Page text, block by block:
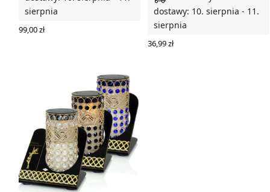
sierpnia
99,00zł
dostawy: 10. sierpnia - 11.
sierpnia
36,99zł